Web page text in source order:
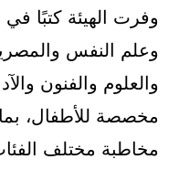
وفرت الهيئة كتبًا في
وعلم النفس
والعلوم والفنون
مخصصة للأطفال،
مخاطبة مختلف